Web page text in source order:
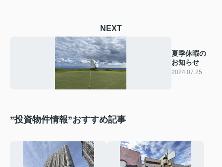
NEXT
夏季休暇の
お知らせ
2024.07.25
”投資物件情報”おすすめ記事